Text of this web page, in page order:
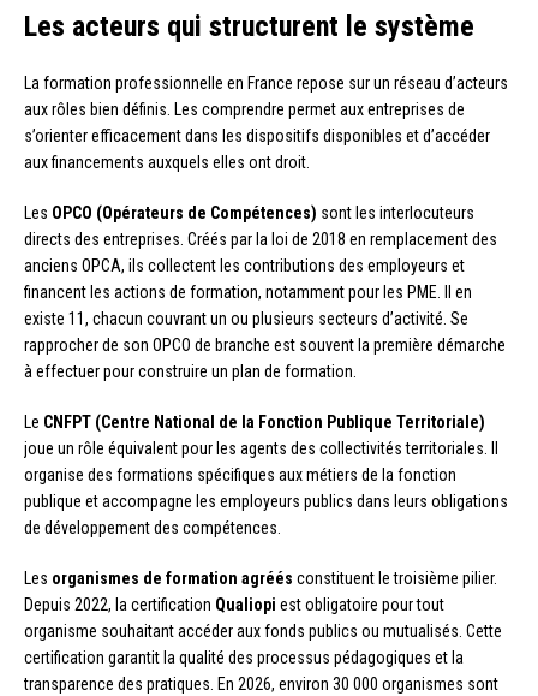
Les acteurs qui structurent le système
La formation professionnelle en France repose sur un réseau d’acteurs
aux rôles bien définis. Les comprendre permet aux entreprises de
s’orienter efficacement dans les dispositifs disponibles et d’accéder
aux financements auxquels elles ont droit.
Les OPCO (Opérateurs de Compétences) sont les interlocuteurs
directs des entreprises. Créés par la loi de 2018 en remplacement des
anciens OPCA, ils collectent les contributions des employeurs et
financent les actions de formation, notamment pour les PME. Il en
existe 11, chacun couvrant un ou plusieurs secteurs d’activité. Se
rapprocher de son OPCO de branche est souvent la première démarche
à effectuer pour construire un plan de formation.
Le CNFPT (Centre National de la Fonction Publique Territoriale)
joue un rôle équivalent pour les agents des collectivités territoriales. Il
organise des formations spécifiques aux métiers de la fonction
publique et accompagne les employeurs publics dans leurs obligations
de développement des compétences.
Les organismes de formation agréés constituent le troisième pilier.
Depuis 2022, la certification Qualiopi est obligatoire pour tout
organisme souhaitant accéder aux fonds publics ou mutualisés. Cette
certification garantit la qualité des processus pédagogiques et la
transparence des pratiques. En 2026, environ 30 000 organismes sont